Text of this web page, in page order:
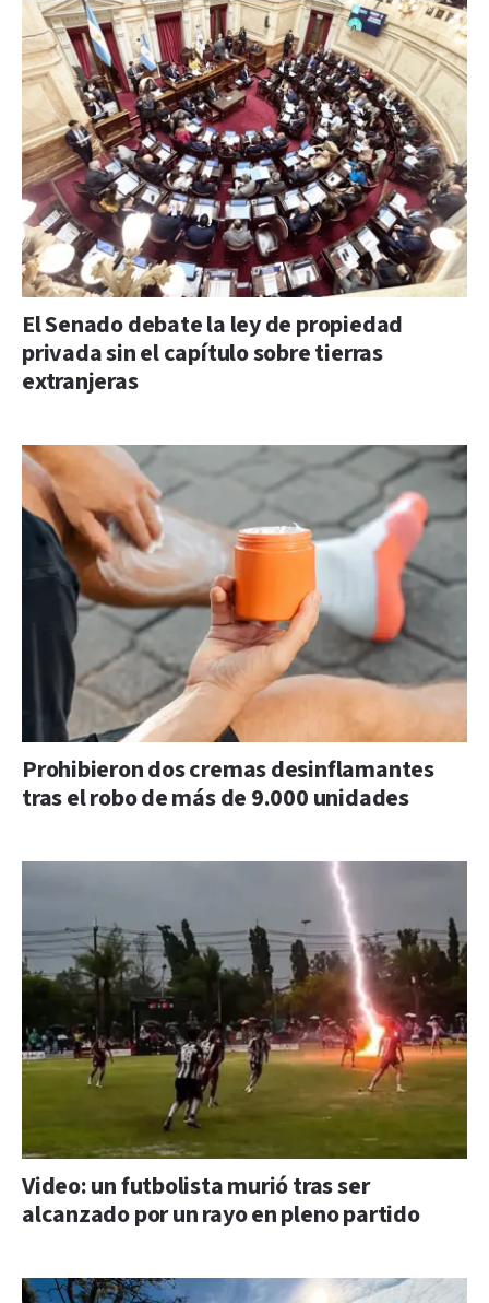
El Senado debate la ley de propiedad
privada sin el capítulo sobre tierras
extranjeras
Prohibieron dos cremas desinflamantes
tras el robo de más de 9.000 unidades
Video: un futbolista murió tras ser
alcanzado por un rayo en pleno partido